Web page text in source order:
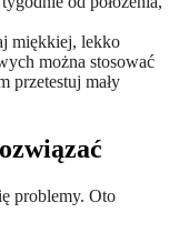
miękkiej, lekko
można stosować
przetestuj mały
problemy. Oto